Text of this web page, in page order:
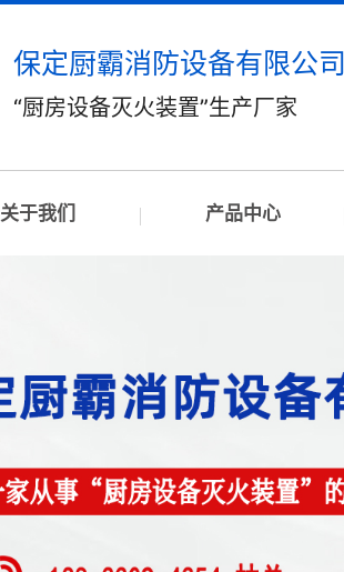
保定厨霸消防设备有限公司
“厨房设备灭火装置”生产厂家
关于我们 产品中心